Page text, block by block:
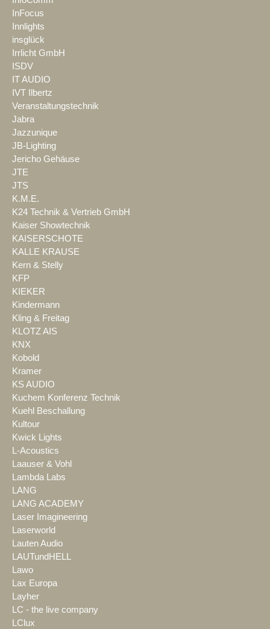
InFocus
Innlights
insglück
Irrlicht GmbH
ISDV
IT AUDIO
IVT Ilbertz
Veranstaltungstechnik
Jabra
Jazzunique
JB-Lighting
Jericho Gehäuse
JTE
JTS
K.M.E.
K24 Technik & Vertrieb GmbH
Kaiser Showtechnik
KAISERSCHOTE
KALLE KRAUSE
Kern & Stelly
KFP
KIEKER
Kindermann
Kling & Freitag
KLOTZ AIS
KNX
Kobold
Kramer
KS AUDIO
Kuchem Konferenz Technik
Kuehl Beschallung
Kultour
Kwick Lights
L-Acoustics
Laauser & Vohl
Lambda Labs
LANG
LANG ACADEMY
Laser Imagineering
Laserworld
Lauten Audio
LAUTundHELL
Lawo
Lax Europa
Layher
LC - the live company
LClux